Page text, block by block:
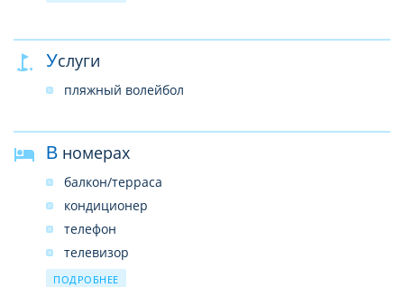
прачечная плато
прокат автомобилей платно
Услуги
пляжный волейбол
В номерах
балкон/терраса
кондиционер
телефон
телевизор
Wi-Fi
ПОДРОБНЕЕ